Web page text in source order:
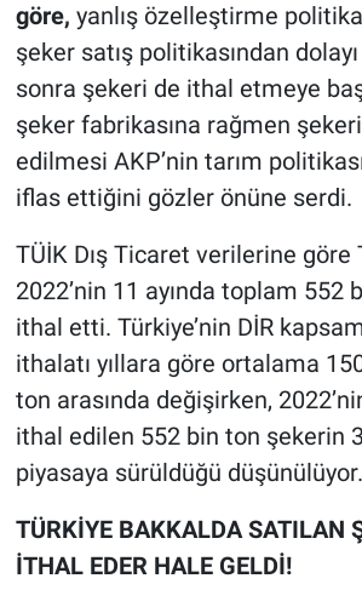
göre, yanlış özelleştirme
şeker satış politikasından
sonra şekeri de ithal etmeye
şeker fabrikasına rağmen
edilmesi AKP’nin tarım
iflas ettiğini gözler önüne serdi.
TÜİK Dış Ticaret verilerine göre
2022’nin 11 ayında toplam 552
ithal etti. Türkiye’nin DİR
ithalatı yıllara göre ortalama
ton arasında değişirken,
ithal edilen 552 bin ton şekerin
piyasaya sürüldüğü düşünülüyor.
TÜRKİYE BAKKALDA SATILAN
İTHAL EDER HALE GELDİ!